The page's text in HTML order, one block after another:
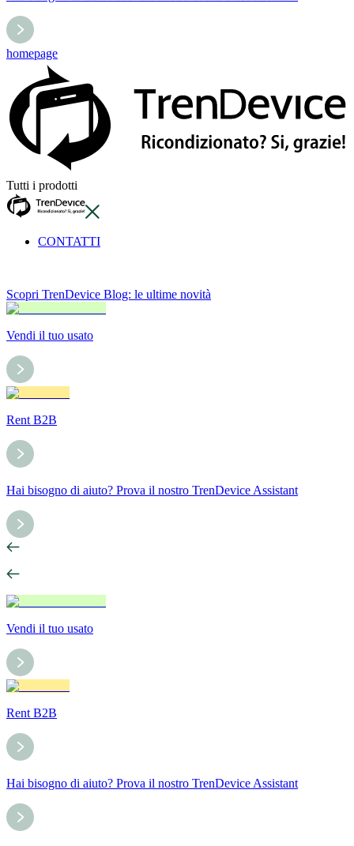
homepage
Tutti i prodotti
CONTATTI
Scopri TrenDevice Blog: le ultime novità
Vendi il tuo usato
Rent B2B
Hai bisogno di aiuto? Prova il nostro TrenDevice Assistant
Vendi il tuo usato
Rent B2B
Hai bisogno di aiuto? Prova il nostro TrenDevice Assistant